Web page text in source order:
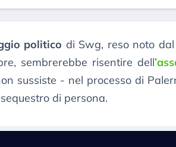
politico di Swg, reso noto
sembrerebbe risentire dell’
sussiste - nel processo di
di persona.